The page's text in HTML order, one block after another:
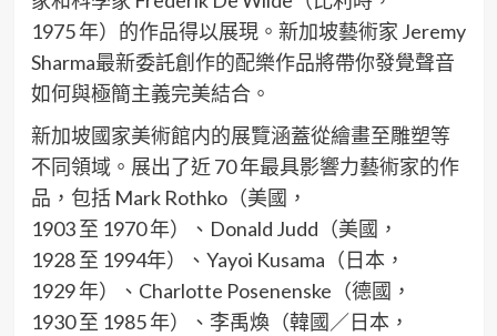
1975 年）的作品得以展現。新加坡藝術家 Jeremy
Sharma最新委託創作的配樂作品將帶你發覺聲音
如何與極簡主義完美結合。
新加坡國家美術館内的展覽涵蓋從繪畫至雕塑等
不同領域。展出了近 70 年最具影響力藝術家的作
品，包括 Mark Rothko（美國，
1903 至 1970 年）、Donald Judd（美國，
1928 至 1994年）、Yayoi Kusama（日本，
1929 年）、Charlotte Posenenske（德國，
1930 至 1985 年）、李禹煥（韓國／日本，